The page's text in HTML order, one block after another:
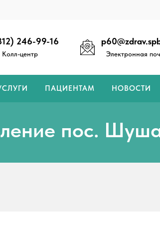
246-99-16
Колл-центр Электронная
ПАЦИЕНТАМ НОВОСТИ
пос.